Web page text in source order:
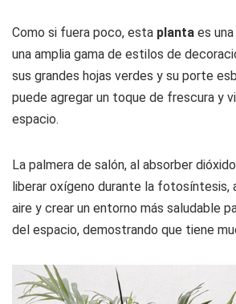
Como si fuera poco, esta planta es
una amplia gama de estilos de
sus grandes hojas verdes y su porte
puede agregar un toque de frescura y
espacio.
La palmera de salón, al absorber
liberar oxígeno durante la fotosíntesis,
aire y crear un entorno más saludable
del espacio, demostrando que tiene